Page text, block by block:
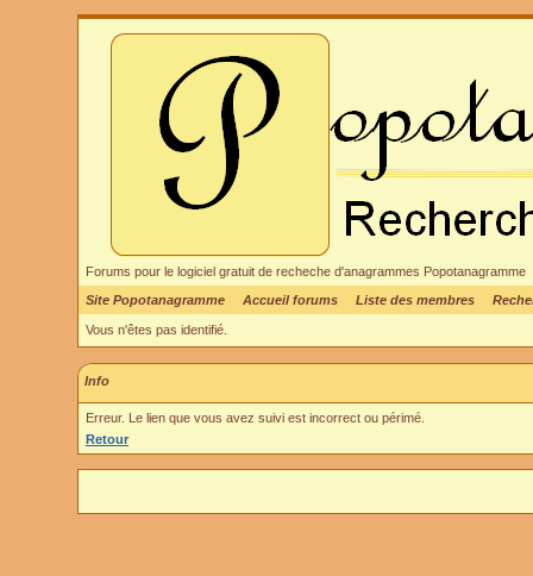
Forums pour le logiciel gratuit de recheche d'anagrammes Popotanagramme
Site Popotanagramme
Accueil forums Liste des membres
Vous n'êtes pas identifié.
Info
Erreur. Le lien que vous avez suivi est incorrect ou périmé.
Retour